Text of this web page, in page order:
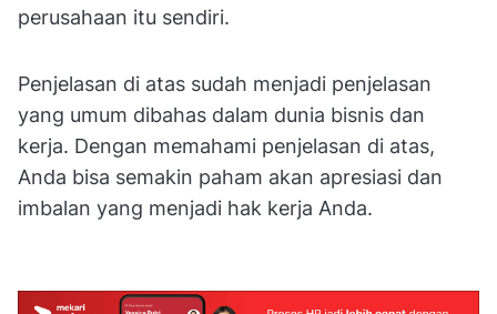
perusahaan itu sendiri.
Penjelasan di atas sudah menjadi penjelasan
yang umum dibahas dalam dunia bisnis dan
kerja. Dengan memahami penjelasan di atas,
Anda bisa semakin paham akan apresiasi dan
imbalan yang menjadi hak kerja Anda.